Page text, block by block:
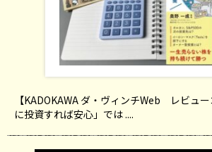
【KADOKAWA ダ・ヴィンチWeb レビュ
に投資すれば安心」では ....